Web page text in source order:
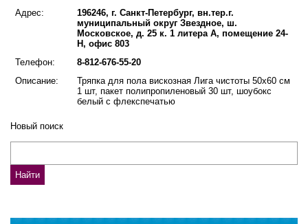
Адрес:
196246, г. Санкт-Петербург, вн.тер.г.
муниципальный округ Звездное, ш.
Московское, д. 25 к. 1 литера А, помещение 24-
Н, офис 803
Телефон:
8-812-676-55-20
Описание:
Тряпка для пола вискозная Лига чистоты 50х60 см
1 шт, пакет полипропиленовый 30 шт, шоубокс
белый с флекспечатью
Новый поиск